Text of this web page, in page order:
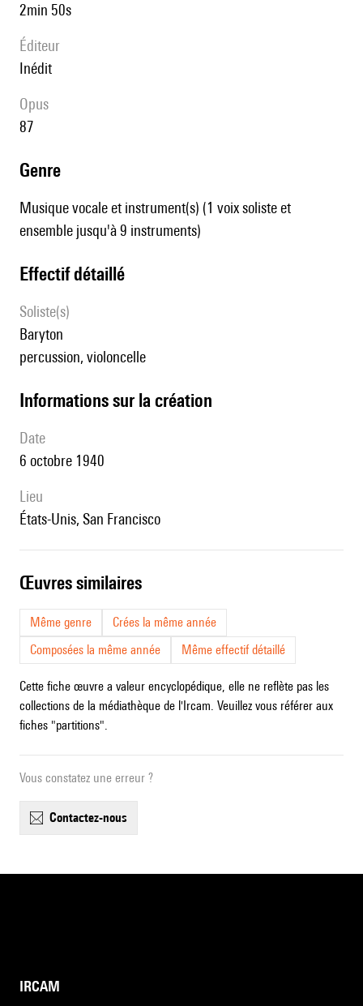
2min 50s
éditeur
Inédit
Opus
87
genre
Musique vocale et instrument(s) (1 voix soliste et
ensemble jusqu'à 9 instruments)
effectif détaillé
Soliste(s)
baryton
percussion, violoncelle
informations sur la création
date
6 octobre 1940
lieu
États-Unis, San Francisco
œuvres similaires
Même genre
Crées la même année
Composées la même année
Même effectif détaillé
Cette fiche œuvre a valeur encyclopédique, elle ne reflète pas les
collections de la médiathèque de l'Ircam. Veuillez vous référer aux
fiches "partitions".
Vous constatez une erreur ?
contactez-nous
IRCAM